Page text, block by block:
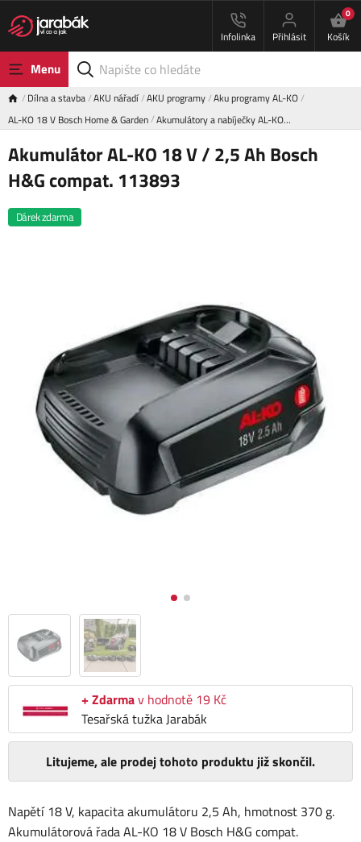
Infolinka Přihlásit
0
Košík
Menu
Dílna a stavba AKU nářadí AKU programy Aku programy AL-KO
AL-KO 18 V Bosch Home & Garden Akumulátory a nabíječky AL-KO…
Akumulátor AL-KO 18 V / 2,5 Ah Bosch
H&G compat. 113893
Dárek zdarma
+ Zdarmav hodnotě 19 Kč
Tesařská tužka Jarabák
Napětí 18 V, kapacita akumulátoru 2,5 Ah, hmotnost 370 g.
Akumulátorová řada AL-KO 18 V Bosch H&G compat.
Litujeme, ale prodej tohoto produktu již skončil.